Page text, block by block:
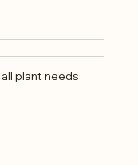
plant needs